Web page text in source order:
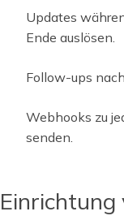
Updates
Ende auslösen.
Follow-ups
Webhooks zu
senden.